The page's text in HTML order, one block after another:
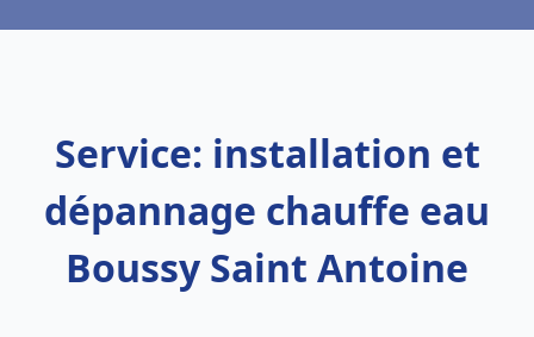
Service: installation et
dépannage chauffe eau
Boussy Saint Antoine